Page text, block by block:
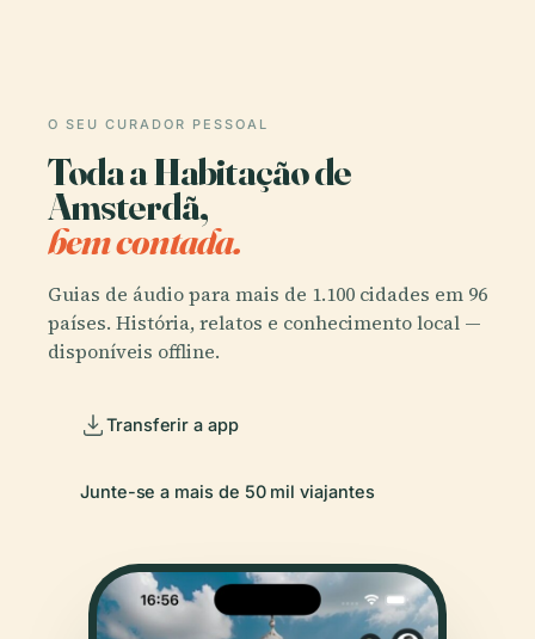
O SEU CURADOR PESSOAL
Toda a Habitação de
Amsterdã,
bem contada.
Guias de áudio para mais de 1.100 cidades em 96
países. História, relatos e conhecimento local —
disponíveis offline.
Transferir a app
Junte-se a mais de 50 mil viajantes